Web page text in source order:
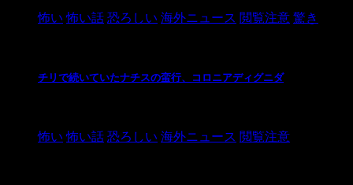
怖い 怖い話 恐ろしい 海外ニュース 閲覧注意 驚き
チリで続いていたナチスの蛮行、コロニアディグニダ
怖い 怖い話 恐ろしい 海外ニュース 閲覧注意